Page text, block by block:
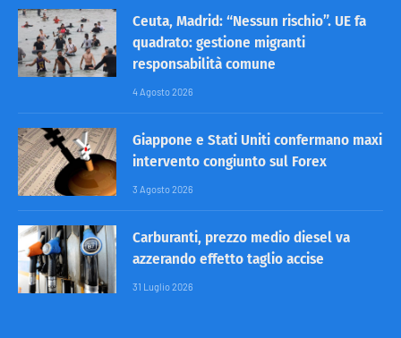
Ceuta, Madrid: “Nessun rischio”. UE fa
quadrato: gestione migranti
responsabilità comune
4 Agosto 2026
Giappone e Stati Uniti confermano maxi
intervento congiunto sul Forex
3 Agosto 2026
Carburanti, prezzo medio diesel va
azzerando effetto taglio accise
31 Luglio 2026